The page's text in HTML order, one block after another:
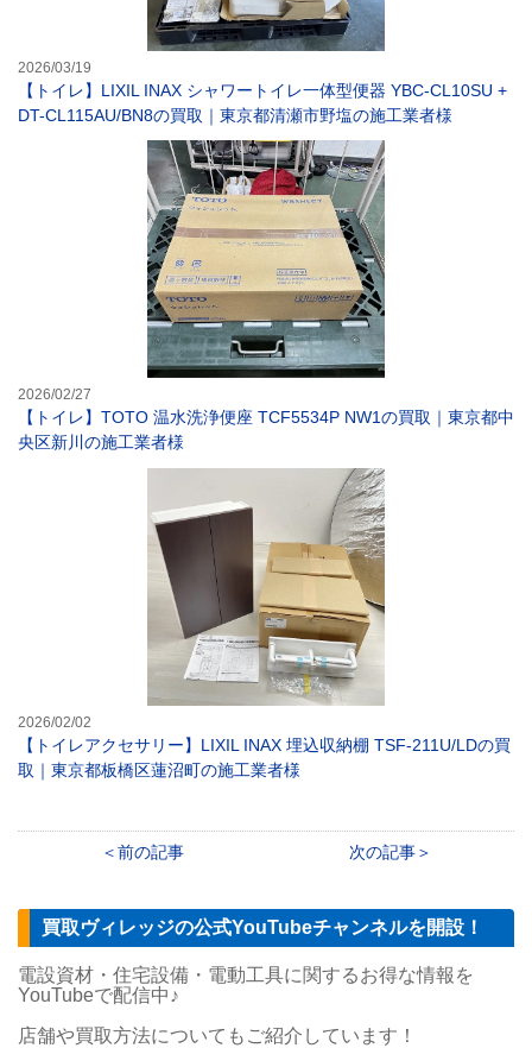
2026/03/19
【トイレ】LIXIL INAX シャワートイレ一体型便器 YBC-CL10SU +
DT-CL115AU/BN8の買取｜東京都清瀬市野塩の施工業者様
2026/02/27
【トイレ】TOTO 温水洗浄便座 TCF5534P NW1の買取｜東京都中
央区新川の施工業者様
2026/02/02
【トイレアクセサリー】LIXIL INAX 埋込収納棚 TSF-211U/LDの買
取｜東京都板橋区蓮沼町の施工業者様
前の記事 次の記事
買取ヴィレッジの公式YouTubeチャンネルを開設！
電設資材・住宅設備・電動工具に関するお得な情報を
YouTubeで配信中♪
店舗や買取方法についてもご紹介しています！